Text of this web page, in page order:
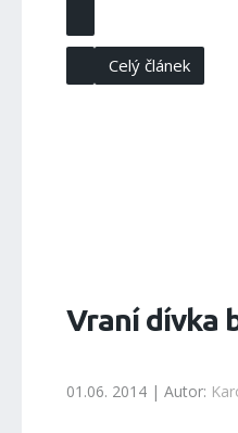
Celý článek
Vraní dívka
01.06. 2014 | Autor: